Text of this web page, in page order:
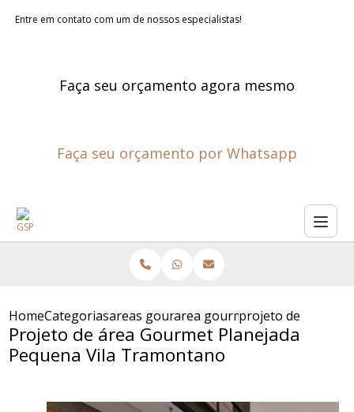
Entre em contato com um de nossos especialistas!
Faça seu orçamento agora mesmo
Faça seu orçamento por Whatsapp
HomeCategoriasareas gourmet planejadas
area gourmet planejada
projeto de area
Projeto de área Gourmet Planejada
Pequena Vila Tramontano